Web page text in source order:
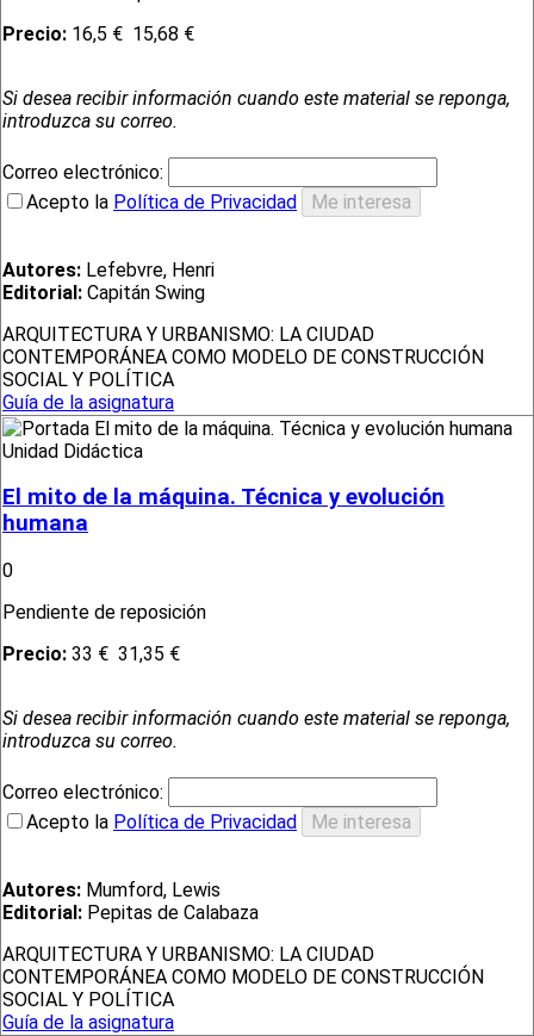
Precio: 16,5 € 15,68 €
Si desea recibir información cuando este material se reponga,
introduzca su correo.
Correo electrónico:
Acepto la Política de Privacidad
Autores: Lefebvre, Henri
Editorial: Capitán Swing
ARQUITECTURA Y URBANISMO: LA CIUDAD
CONTEMPORÁNEA COMO MODELO DE CONSTRUCCIÓN
SOCIAL Y POLÍTICA
Guía de la asignatura
Unidad Didáctica
El mito de la máquina. Técnica y evolución
humana
0
Pendiente de reposición
Precio: 33 € 31,35 €
Si desea recibir información cuando este material se reponga,
introduzca su correo.
Correo electrónico:
Acepto la Política de Privacidad
Autores: Mumford, Lewis
Editorial: Pepitas de Calabaza
ARQUITECTURA Y URBANISMO: LA CIUDAD
CONTEMPORÁNEA COMO MODELO DE CONSTRUCCIÓN
SOCIAL Y POLÍTICA
Guía de la asignatura